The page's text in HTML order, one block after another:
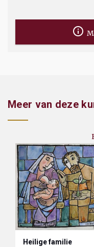
Meer van deze
Heilige familie